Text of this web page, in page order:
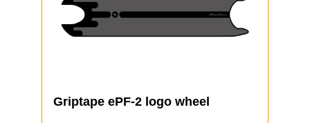
Griptape ePF-2 logo wheel